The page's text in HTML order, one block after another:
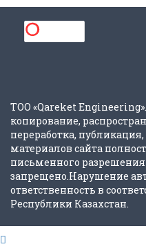
ТОО «Qareket
копирование,
переработка,
материалов сайта
письменного
запрещено.Нарушение
ответственность в
Республики Казахстан.